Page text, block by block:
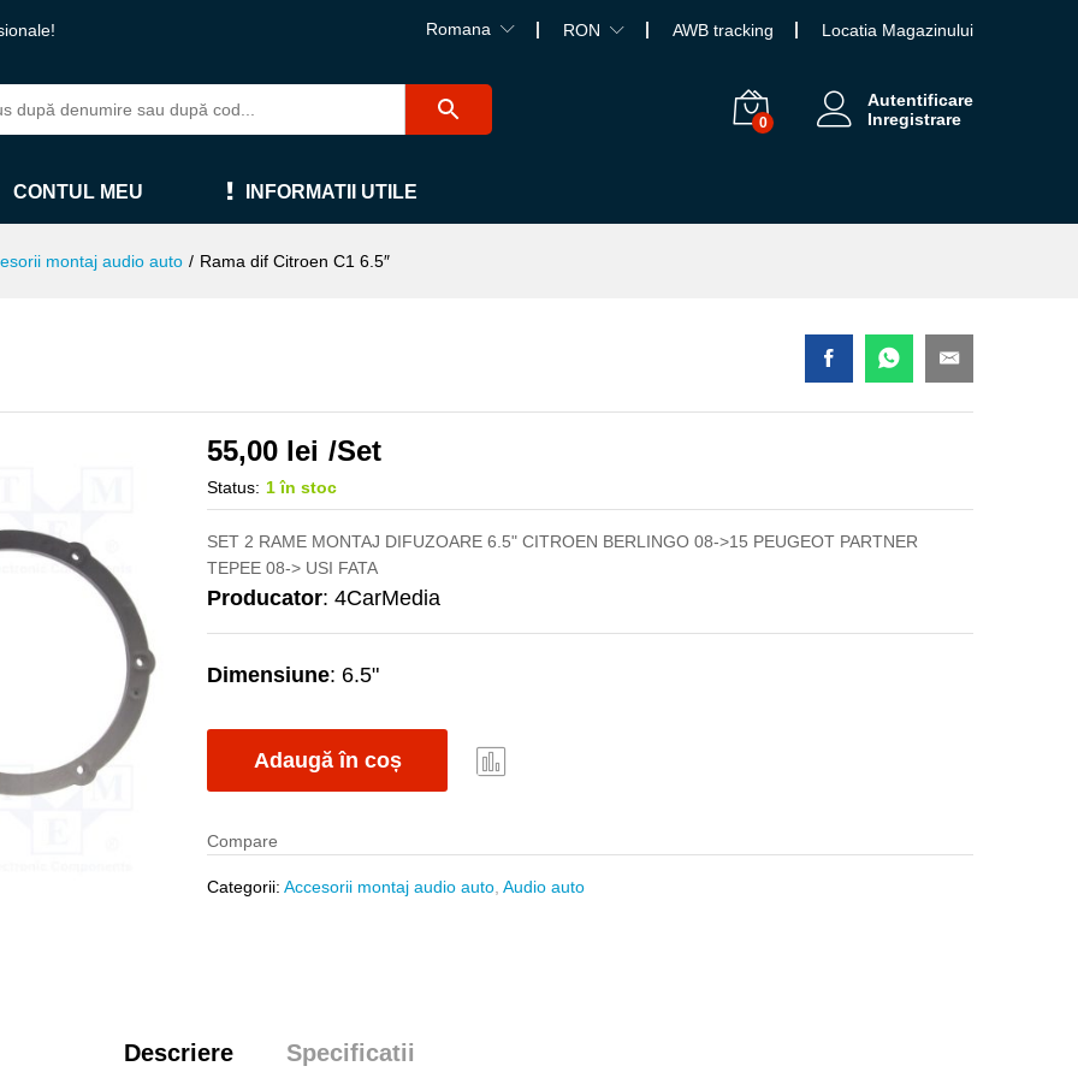
Romana RON AWB tracking Locatia Magazinului
0
Autentificare
Inregistrare
CONTUL MEU INFORMATII UTILE
montaj audio auto / Rama dif Citroen C1 6.5″
55,00 lei /Set
Status: 1 în stoc
SET 2 RAME MONTAJ DIFUZOARE 6.5" CITROEN BERLINGO 08->15 PEUGEOT PARTNER
TEPEE 08-> USI FATA
Producator: 4CarMedia
Dimensiune: 6.5"
Adaugă în coș
Compare
Categorii:Accesorii montaj audio auto ,Audio auto
Descriere Specificatii